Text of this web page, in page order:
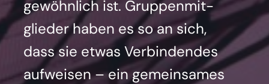
gewöhn­lich ist. Grup­pen­mit­
glie­der haben es so an sich,
dass sie etwas Ver­bin­den­des
auf­wei­sen – ein gemein­sa­mes